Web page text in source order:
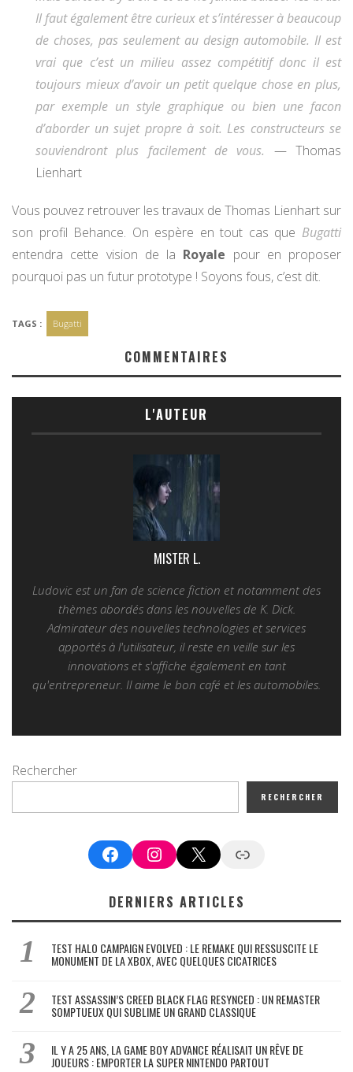
Il faut également être curieux et s’intéresser à beaucoup
de choses, pas seulement au design automobile. Il est
vrai que c’est un milieu assez compétitif donc il est
toujours mieux d’avoir un petit quelque chose en plus,
par exemple un style graphique ou bien une facon
d’aborder un sujet propre à soit. Les constructeurs se
souviendront plus facilement de vous.
— Thomas
Lienhart
Vous pouvez retrouver les travaux de Thomas Lienhart sur
son profil Behance. On espère en tout cas que Bugatti
entendra cette vision de la Royale pour en proposer
pourquoi pas un futur prototype ! Soyons fous, c’est dit.
TAGS : Bugatti
COMMENTAIRES
L'AUTEUR
MISTER L.
Ludovic est un fan de science fiction et notamment des
thèmes abordés dans les nouvelles de K. Dick.
Admirateur des nouvelles technologies et services
apportés à l'utilisateur, il reste en veille sur les
innovations et s'affiche également en tant
qu'entrepreneur. Il aime le bon café et les automobiles.
Rechercher
RECHERCHER
FacebookInstagram
X Google News
DERNIERS ARTICLES
TEST HALO CAMPAIGN EVOLVED : LE REMAKE QUI RESSUSCITE LE
MONUMENT DE LA XBOX, AVEC QUELQUES CICATRICES
TEST ASSASSIN’S CREED BLACK FLAG RESYNCED : UN REMASTER
SOMPTUEUX QUI SUBLIME UN GRAND CLASSIQUE
IL Y A 25 ANS, LA GAME BOY ADVANCE RÉALISAIT UN RÊVE DE
JOUEURS : EMPORTER LA SUPER NINTENDO PARTOUT